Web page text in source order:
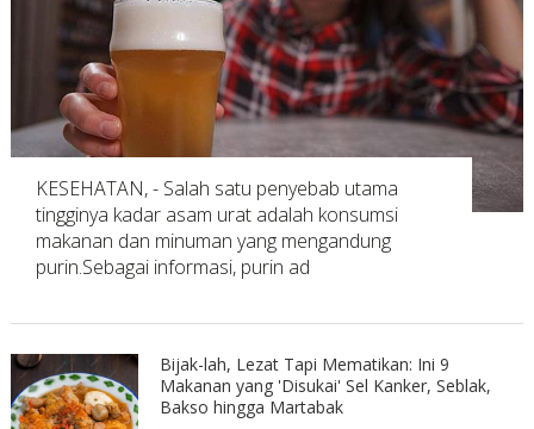
KESEHATAN, - Salah satu penyebab utama
tingginya kadar asam urat adalah konsumsi
makanan dan minuman yang mengandung
purin.Sebagai informasi, purin ad
Bijak-lah, Lezat Tapi Mematikan: Ini 9
Makanan yang 'Disukai' Sel Kanker, Seblak,
Bakso hingga Martabak